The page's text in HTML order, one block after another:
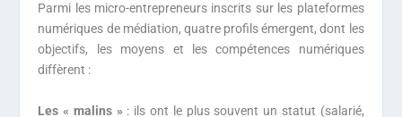
Parmi les micro-entrepreneurs inscrits sur les plateformes
numériques de médiation, quatre profils émergent, dont les
objectifs, les moyens et les compétences numériques
diffèrent :
Les « malins »: ils ont le plus souvent un statut (salarié,